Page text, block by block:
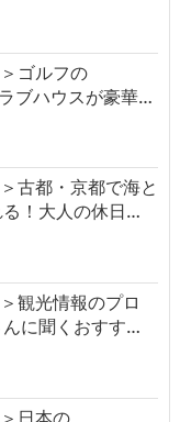
ゴルフの
ブハウスが豪華…
古都・京都で海と
！大人の休日…
観光情報のプロ
んに聞くおすす…